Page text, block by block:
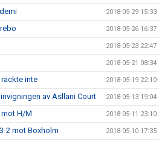
2018-05-29 15:33
2018-05-26 16:37
2018-05-23 22:47
2018-05-21 08:34
inte 2018-05-19 22:10
av Asllani Court 2018-05-13 19:04
H/M 2018-05-11 23:10
2 mot Boxholm 2018-05-10 17:35